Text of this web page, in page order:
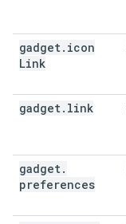
gadget. icon
Link
gadget. link
gadget.
preferences